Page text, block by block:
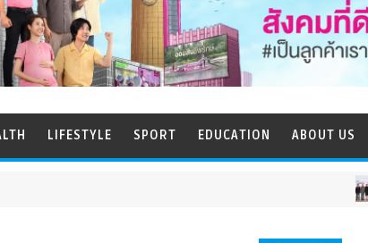
LIFESTYLE SPORT EDUCATION ABOUT US